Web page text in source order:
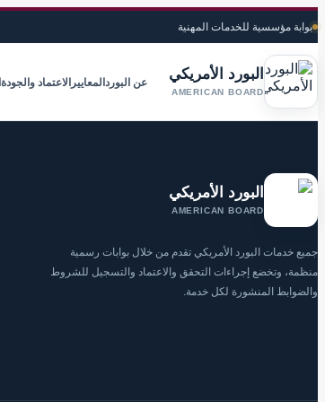
بوابة مؤسسية للخدمات المهنية
البورد الأمريكي
AMERICAN BOARD
عن البورد المعايير الاعتماد والجودة
البورد الأمريكي
AMERICAN BOARD
جميع خدمات البورد الأمريكي تقدم من خلال بوابات رسمية
منظمة، وتخضع إجراءات التحقق والاعتماد والتسجيل للشروط
والضوابط المنشورة لكل خدمة.